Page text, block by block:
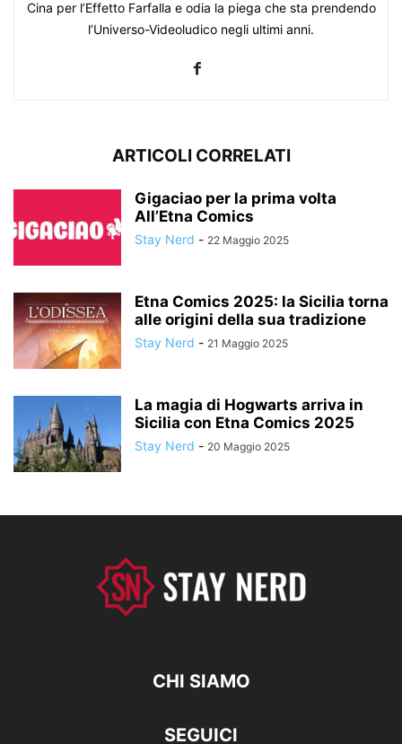
Cina per l’Effetto Farfalla e odia la piega che sta prendendo
l’Universo-Videoludico negli ultimi anni.
ARTICOLI CORRELATI
Gigaciao per la prima volta
All’Etna Comics
Stay Nerd - 22 Maggio 2025
Etna Comics 2025: la Sicilia torna
alle origini della sua tradizione
Stay Nerd - 21 Maggio 2025
La magia di Hogwarts arriva in
Sicilia con Etna Comics 2025
Stay Nerd - 20 Maggio 2025
CHI SIAMO
SEGUICI